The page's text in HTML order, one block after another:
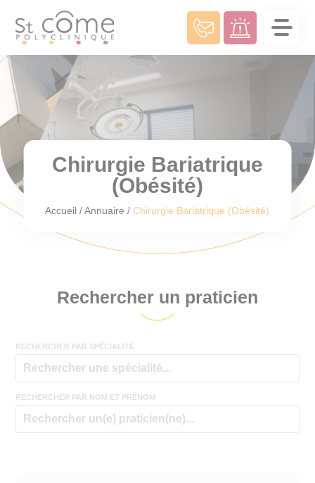
Chirurgie Bariatrique
(Obésité)
Accueil /Annuaire /Chirurgie Bariatrique (Obésité)
Rechercher un praticien
RECHERCHER PAR SPÉCIALITÉ
RECHERCHER PAR NOM ET PRÉNOM